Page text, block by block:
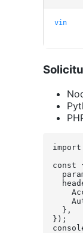
vin
const
  },
});